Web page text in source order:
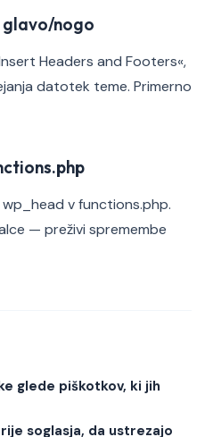
glavo/nogo
Headers and Footers«,
datotek teme. Primerno
v functions.php.
— preživi spremembe
glede piškotkov, ki jih
soglasja, da ustrezajo